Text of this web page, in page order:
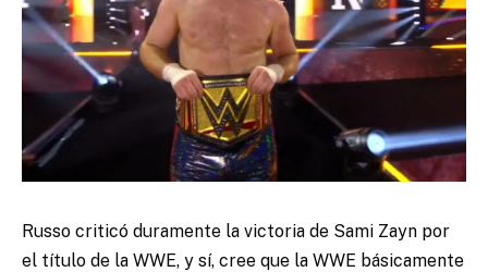
Russo criticó duramente la victoria de Sami Zayn por
el título de la WWE, y sí, cree que la WWE básicamente